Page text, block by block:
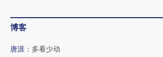
博客
唐涯 ： 多看少动